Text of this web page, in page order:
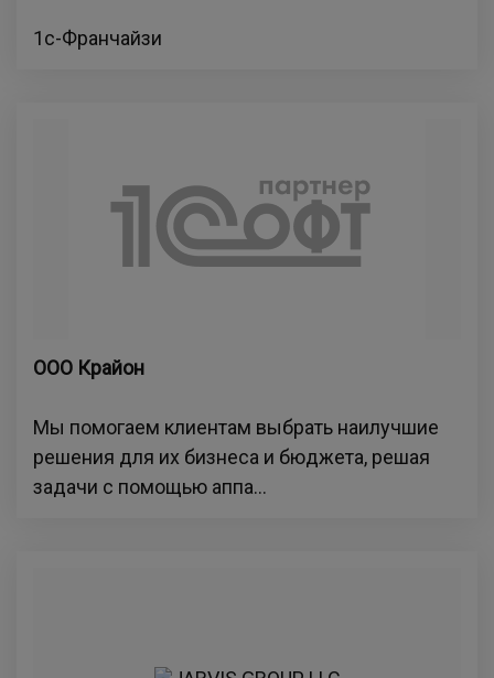
1с-Франчайзи
ООО Крайон
Мы помогаем клиентам выбрать наилучшие
решения для их бизнеса и бюджета, решая
задачи с помощью аппа...